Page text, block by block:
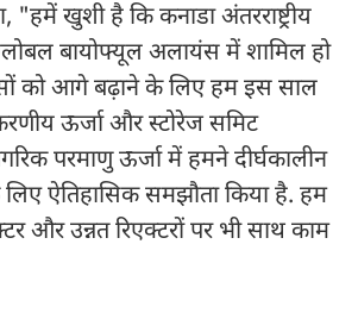
"हमें खुशी है कि कनाडा अंतरराष्ट्रीय
बायोफ्यूल अलायंस में शामिल हो
को आगे बढ़ाने के लिए हम इस साल
ऊर्जा और स्टोरेज समिट
परमाणु ऊर्जा में हमने दीर्घकालीन
ऐतिहासिक समझौता किया है. हम
और उन्नत रिएक्टरों पर भी साथ काम